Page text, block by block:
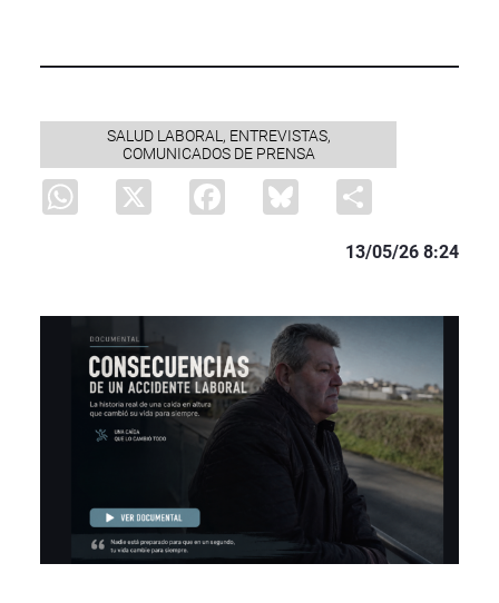
SALUD LABORAL, ENTREVISTAS,
COMUNICADOS DE PRENSA
WhatsApp
X Facebook Bluesky
13/05/26 8:24